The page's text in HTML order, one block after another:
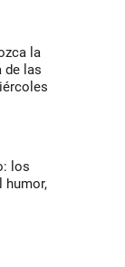
la
de las
los
humor,